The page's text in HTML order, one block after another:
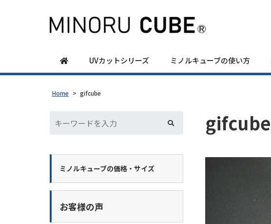
UVカットシリーズ ミノルキューブの使い方
Home > gifcube
gifcube
ミノルキューブの価格・サイズ
お客様の声